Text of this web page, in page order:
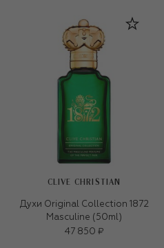
CLIVE CHRISTIAN
Духи Original Collection 1872
Masculine (50ml)
47 850 ₽